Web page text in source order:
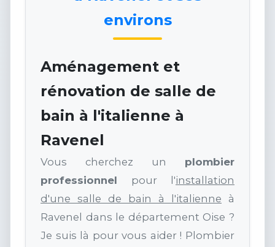
environs
Aménagement et
rénovation de salle de
bain à l'italienne à
Ravenel
Vous cherchez un plombier
professionnel pour l'installation
d'une salle de bain à l'italienne à
Ravenel dans le département Oise ?
Je suis là pour vous aider ! Plombier